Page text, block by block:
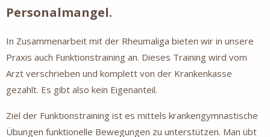
Personalmangel.
In Zusammenarbeit mit der Rheumaliga bieten wir in unsere
Praxis auch Funktionstraining an. Dieses Training wird vom
Arzt verschrieben und komplett von der Krankenkasse
gezahlt. Es gibt also kein Eigenanteil.
Ziel der Funktionstraining ist es mittels krankengymnastische
Übungen funktionelle Bewegungen zu unterstützen. Man übt